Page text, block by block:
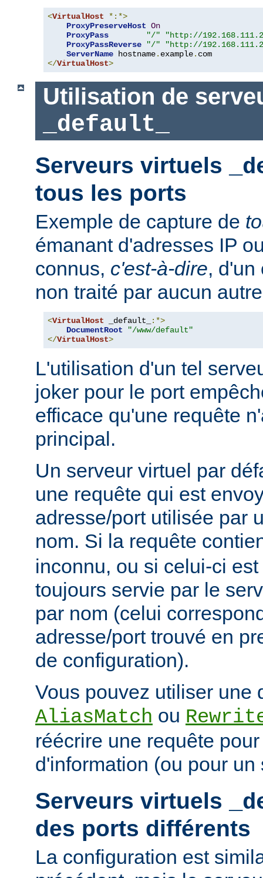
<VirtualHost
*:*>
ProxyPreserveHost On
ProxyPass
"/"
"http://
ProxyPassReverse
"/"
"http://
ServerName hostname. example.
</VirtualHost>
Utilisation de
_default_
Serveurs virtuels
tous les ports
Exemple de capture de
émanant d'adresses IP
connus, c'est-à-dire, d'un
non traité par aucun
<VirtualHost _default_
:*>
DocumentRoot
"/www/default"
</VirtualHost>
L'utilisation d'un tel
joker pour le port
efficace qu'une requête
principal.
Un serveur virtuel par
une requête qui est
adresse/port utilisée par
nom. Si la requête
inconnu, ou si celui-ci
toujours servie par le
par nom (celui
adresse/port trouvé en
de configuration).
Vous pouvez utiliser une
AliasMatch ou
réécrire une requête
d'information (ou pour un
Serveurs virtuels
des ports différents
La configuration est